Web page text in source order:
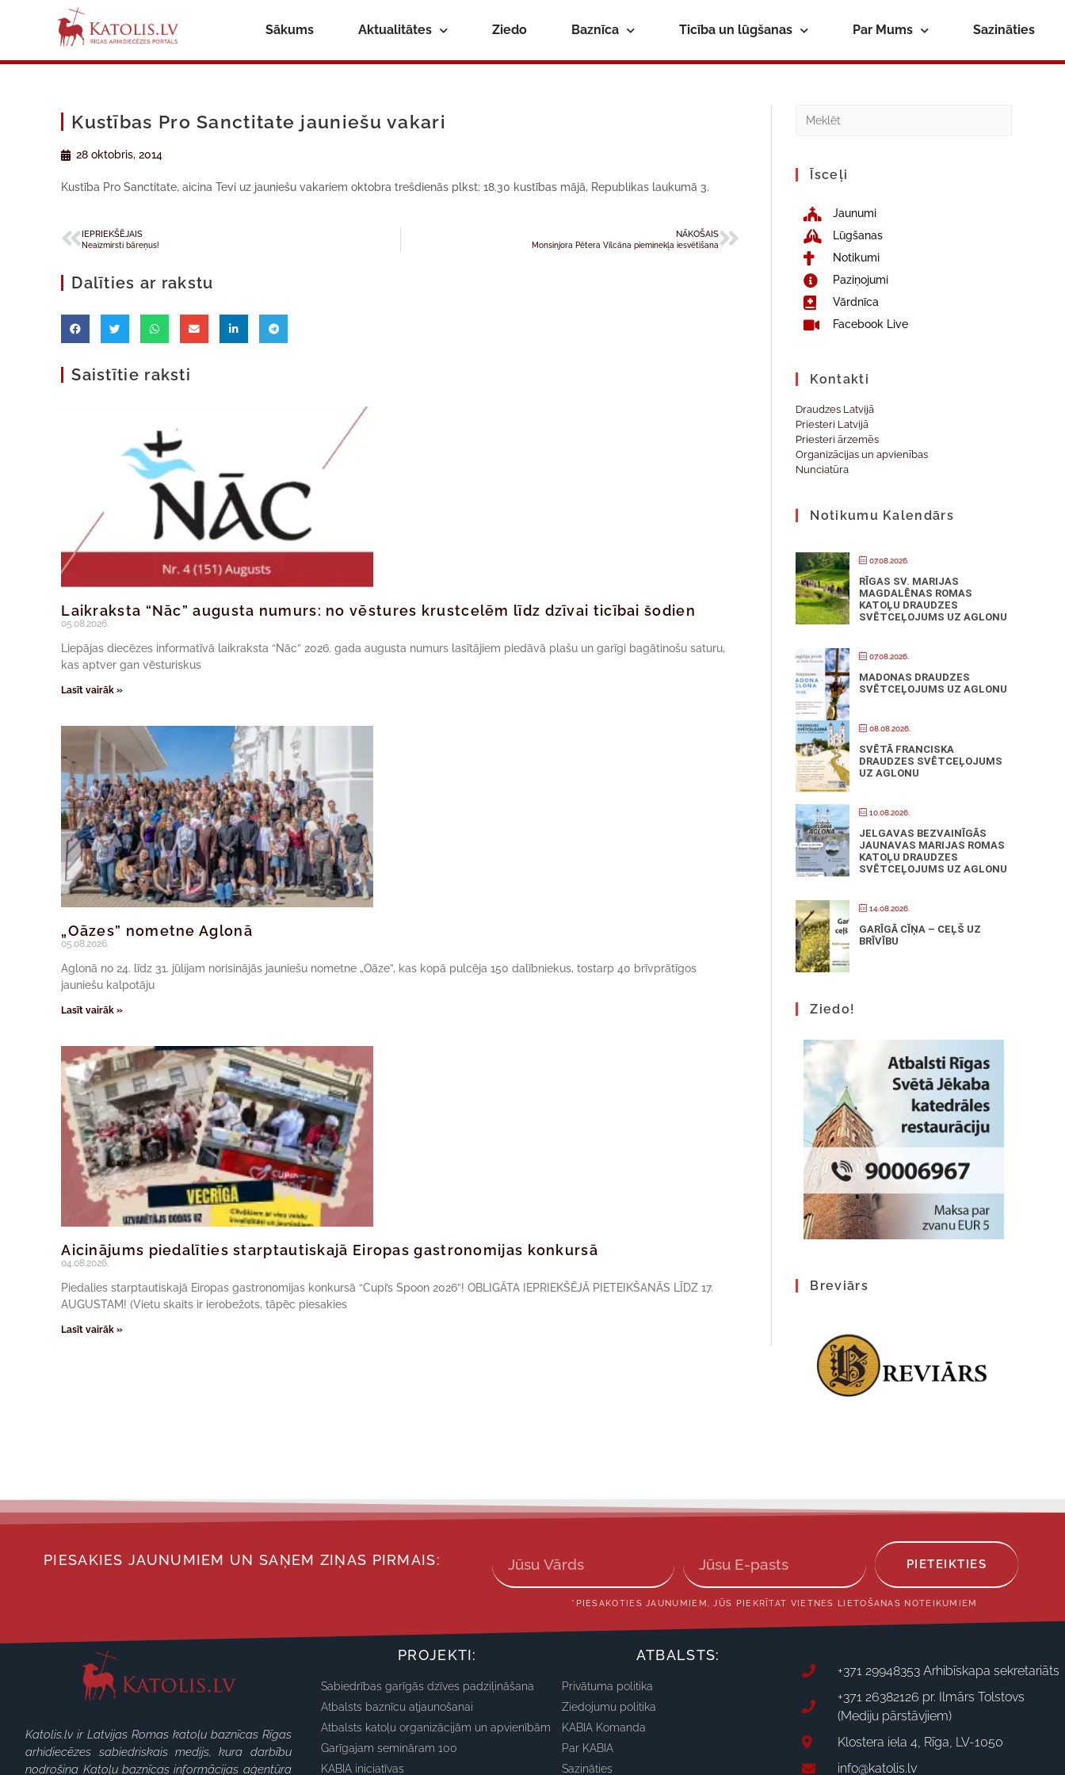
Sākums Aktualitātes Ziedo Baznīca Ticība un lūgšanas Par Mums Sazināties
Kustības Pro Sanctitate jauniešu vakari
28 oktobris, 2014
Kustība Pro Sanctitate, aicina Tevi uz jauniešu vakariem oktobra trešdienās plkst: 18.30 kustības mājā, Republikas laukumā 3.
IEPRIEKŠĒJAIS
Neaizmirsti bāreņus!
NĀKOŠAIS
Monsinjora Pētera Vilcāna pieminekļa iesvētīšana
Dalīties ar rakstu
Saistītie raksti
Laikraksta “Nāc” augusta numurs: no vēstures krustcelēm līdz dzīvai ticībai šodien
05.08.2026.
Liepājas diecēzes informatīvā laikraksta “Nāc” 2026. gada augusta numurs lasītājiem piedāvā plašu un garīgi bagātinošu saturu,
kas aptver gan vēsturiskus
Lasīt vairāk »
„Oāzes” nometne Aglonā
05.08.2026.
Aglonā no 24. līdz 31. jūlijam norisinājās jauniešu nometne „Oāze”, kas kopā pulcēja 150 dalībniekus, tostarp 40 brīvprātīgos
jauniešu kalpotāju
Lasīt vairāk »
Aicinājums piedalīties starptautiskajā Eiropas gastronomijas konkursā
04.08.2026.
Piedalies starptautiskajā Eiropas gastronomijas konkursā “Cupi’s Spoon 2026”! OBLIGĀTA IEPRIEKŠĒJĀ PIETEIKŠANĀS LĪDZ 17.
AUGUSTAM! (Vietu skaits ir ierobežots, tāpēc piesakies
Lasīt vairāk »
Īsceļi
Jaunumi
Lūgšanas
Notikumi
Paziņojumi
Vārdnīca
Facebook Live
Kontakti
Draudzes Latvijā
Priesteri Latvijā
Priesteri ārzemēs
Organizācijas un apvienības
Nunciatūra
Notikumu Kalendārs
07.08.2026.
RĪGAS SV. MARIJAS
MAGDALĒNAS ROMAS
KATOĻU DRAUDZES
SVĒTCEĻOJUMS UZ AGLONU
07.08.2026.
MADONAS DRAUDZES
SVĒTCEĻOJUMS UZ AGLONU
08.08.2026.
SVĒTĀ FRANCISKA
DRAUDZES SVĒTCEĻOJUMS
UZ AGLONU
10.08.2026.
JELGAVAS BEZVAINĪGĀS
JAUNAVAS MARIJAS ROMAS
KATOĻU DRAUDZES
SVĒTCEĻOJUMS UZ AGLONU
14.08.2026.
GARĪGĀ CĪŅA – CEĻŠ UZ
BRĪVĪBU
Ziedo!
Breviārs
PIESAKIES JAUNUMIEM UN SAŅEM ZIŅAS PIRMAIS: PIETEIKTIES
*PIESAKOTIES JAUNUMIEM, JŪS PIEKRĪTAT VIETNES LIETOŠANAS NOTEIKUMIEM
Katolis.lv ir Latvijas Romas katoļu baznīcas Rīgas
arhidiecēzes sabiedriskais medijs, kura darbību
nodrošina Katoļu baznīcas informācijas aģentūra
PROJEKTI:
Sabiedrības garīgās dzīves padziļināšana
Atbalsts baznīcu atjaunošanai
Atbalsts katoļu organizācijām un apvienībām
Garīgajam semināram 100
KABIA iniciatīvas
ATBALSTS:
Privātuma politika
Ziedojumu politika
KABIA Komanda
Par KABIA
Sazināties
+371 29948353 Arhibīskapa sekretariāts
+371 26382126 pr. Ilmārs Tolstovs
(Mediju pārstāvjiem)
Klostera iela 4, Rīga, LV-1050
info@katolis.lv